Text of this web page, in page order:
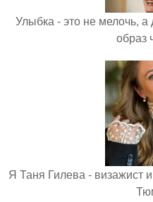
Улыбка - это не мелочь, а
образ
Я Таня Гилева - визажист